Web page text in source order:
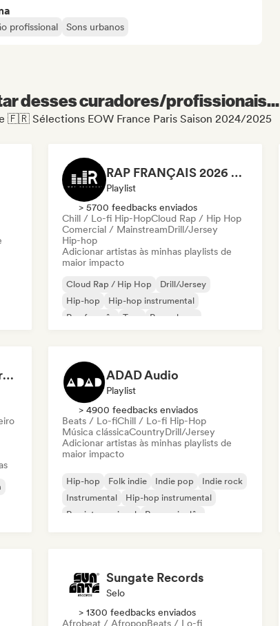
profissional Sons urbanos
desses curadores/profissionais...
🇫🇷 Sélections EOW France Paris Saison 2024/2025
RAP FRANÇAIS 2026 🔥🇫🇷 (Way Records)
Playlist
> 5700 feedbacks enviados
Chill / Lo-fi Hip-HopCloud Rap / Hip Hop
Comercial / MainstreamDrill/Jersey
Hip-hop
Adicionar artistas às minhas playlists de
maior impacto
Cloud Rap / Hip Hop
Drill/Jersey
Hip-hop
Hip-hop instrumental
Rap francês
Trap
Pop urbano
Dreamers Island Entertainment ADAD Audio
Playlist
> 4900 feedbacks enviados
Beats / Lo-fiChill / Lo-fi Hip-Hop
Música clássicaCountryDrill/Jersey
Adicionar artistas às minhas playlists de
maior impacto
Hip-hop Folk indie Indie pop
Indie rock
Instrumental
Hip-hop instrumental
Rap internacional
Rap em inglês
Sungate Records
Selo
> 1300 feedbacks enviados
Afrobeat / AfropopBeats / Lo-fi